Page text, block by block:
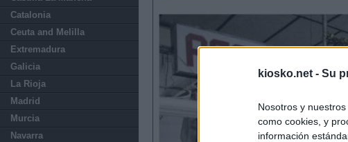
kiosko.net - Su
Nosotros y
como cookies, y
información
Catalonia
Ceuta and Melilla
Extremadura
Galicia
La Rioja
Madrid
Murcia
Navarra